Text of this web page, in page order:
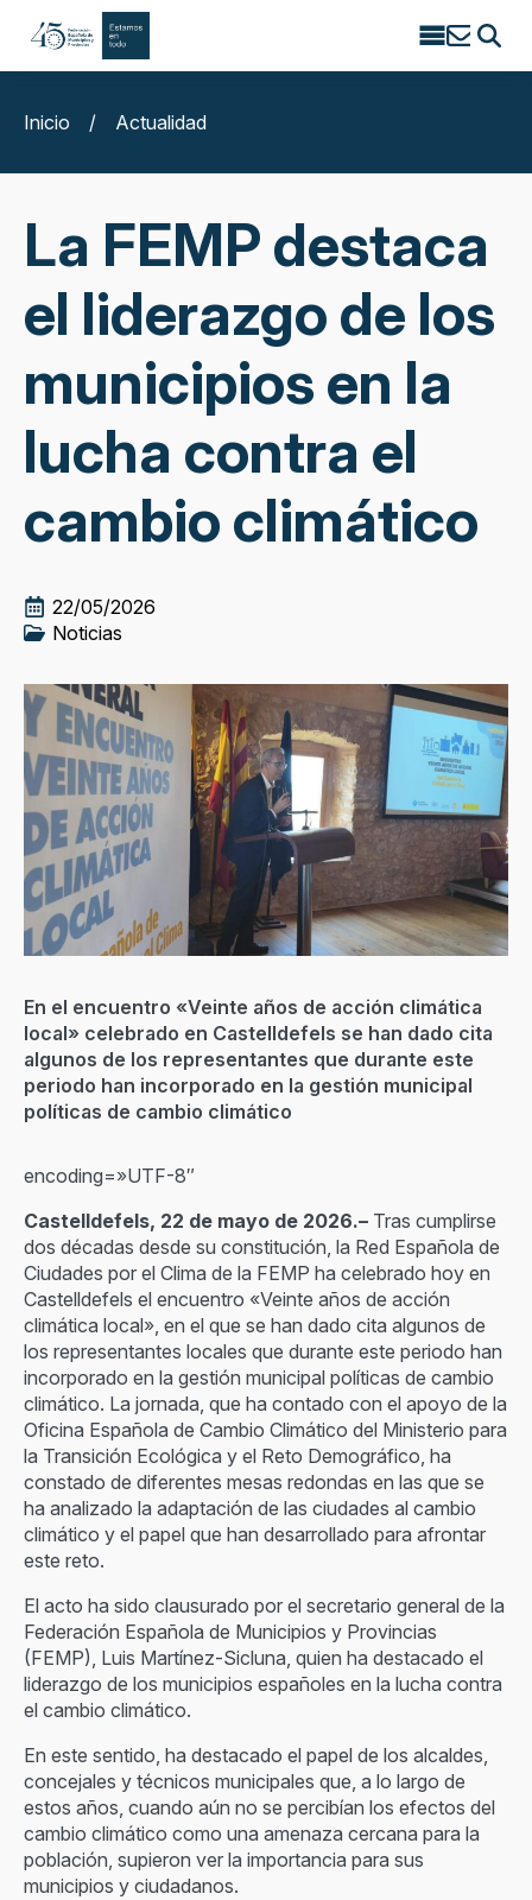
Search
Inicio
/ Actualidad
La FEMP destaca
el liderazgo de los
municipios en la
lucha contra el
cambio climático
22/05/2026
Noticias
En el encuentro «Veinte años de acción climática
local» celebrado en Castelldefels se han dado cita
algunos de los representantes que durante este
periodo han incorporado en la gestión municipal
políticas de cambio climático
encoding=»UTF-8″
Castelldefels, 22 de mayo de 2026.– Tras cumplirse
dos décadas desde su constitución, la Red Española de
Ciudades por el Clima de la FEMP ha celebrado hoy en
Castelldefels el encuentro «Veinte años de acción
climática local», en el que se han dado cita algunos de
los representantes locales que durante este periodo han
incorporado en la gestión municipal políticas de cambio
climático. La jornada, que ha contado con el apoyo de la
Oficina Española de Cambio Climático del Ministerio para
la Transición Ecológica y el Reto Demográfico, ha
constado de diferentes mesas redondas en las que se
ha analizado la adaptación de las ciudades al cambio
climático y el papel que han desarrollado para afrontar
este reto.
El acto ha sido clausurado por el secretario general de la
Federación Española de Municipios y Provincias
(FEMP), Luis Martínez-Sicluna, quien ha destacado el
liderazgo de los municipios españoles en la lucha contra
el cambio climático.
En este sentido, ha destacado el papel de los alcaldes,
concejales y técnicos municipales que, a lo largo de
estos años, cuando aún no se percibían los efectos del
cambio climático como una amenaza cercana para la
población, supieron ver la importancia para sus
municipios y ciudadanos.